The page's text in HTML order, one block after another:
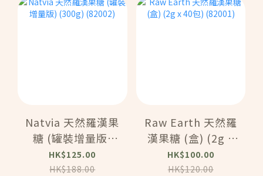
Natvia 天然羅漢果
糖 (罐裝增量版)
(300g) (82002)
HK$125.00
HK$188.00
Raw Earth 天然羅
漢果糖 (盒) (2g x
40包) (82001)
HK$100.00
HK$120.00